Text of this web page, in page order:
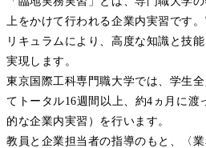
上をかけて行われる企業内実習です
リキュラムにより、高度な知識と技
実現します。
東京国際工科専門職大学では、学生
てトータル16週間以上、約4ヵ月に渡
的な企業内実習）を行います。
教員と企業担当者の指導のもと、〈